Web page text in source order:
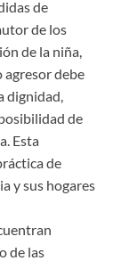
de
de los
de la niña,
agresor debe
dignidad,
de
Esta
de
y sus hogares
de las